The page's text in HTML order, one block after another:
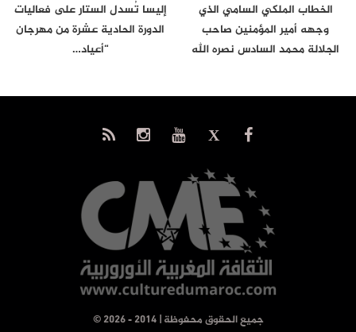
الخطاب الملكي السامي الذي
وجهه أمير المؤمنين صاحب
الجلالة محمد السادس نصره الله
إليسا تُسدل الستار على فعاليات
الدورة الحادية عشرة من مهرجان
“أعياد…
© جميع الحقوق محفوظة | 2014 - 2026